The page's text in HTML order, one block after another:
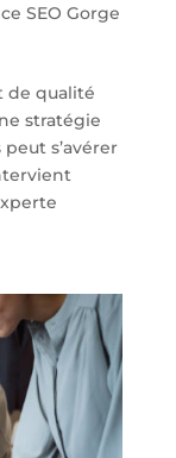
SEO Gorge
de qualité
stratégie
s’avérer